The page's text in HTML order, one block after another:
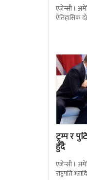
एजेन्सी ।
ऐतिहासिक
ट्रम्प र
हुँदै
एजेन्सी ।
राष्ट्रपति